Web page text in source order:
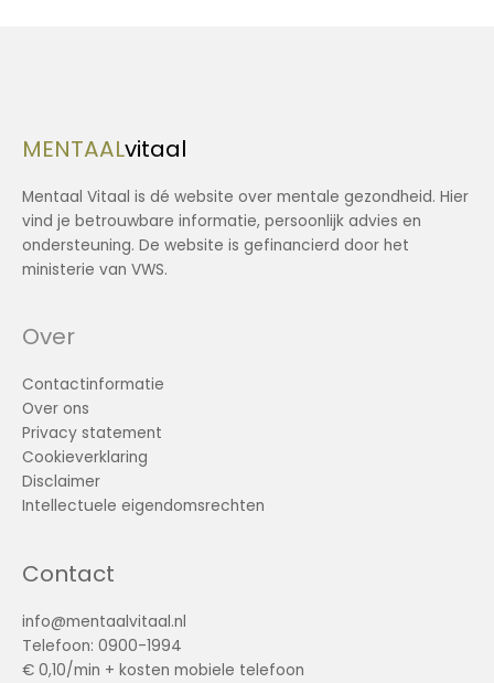
MENTAALvitaal
Mentaal Vitaal is dé website over mentale gezondheid. Hier
vind je betrouwbare informatie, persoonlijk advies en
ondersteuning. De website is gefinancierd door het
ministerie van VWS.
Over
Contactinformatie
Over ons
Privacy statement
Cookieverklaring
Disclaimer
Intellectuele eigendomsrechten
Contact
info@mentaalvitaal.nl
Telefoon: 0900-1994
€ 0,10/min + kosten mobiele telefoon